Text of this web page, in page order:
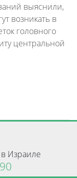
выяснили,
возникать в
головного
центральной
Израиле